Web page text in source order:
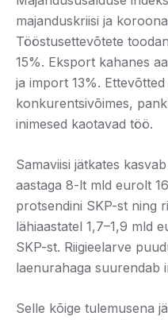
majanduskriisi ja
Tööstusettevõtete
15%. Eksport kahanes
ja import 13%.
konkurentsivõimes,
inimesed kaotavad töö.
Samaviisi jätkates
aastaga 8-lt mld eurolt
protsendini SKP-st ning
lähiaastatel 1,7–1,9 mld
SKP-st. Riigieelarve
laenurahaga suurendab
Selle kõige tulemusena